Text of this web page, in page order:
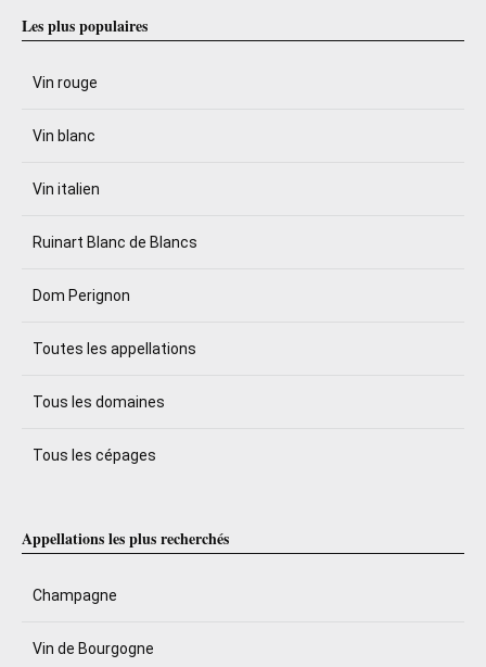
Les plus populaires
Vin rouge
Vin blanc
Vin italien
Ruinart Blanc de Blancs
Dom Perignon
Toutes les appellations
Tous les domaines
Tous les cépages
Appellations les plus recherchés
Champagne
Vin de Bourgogne